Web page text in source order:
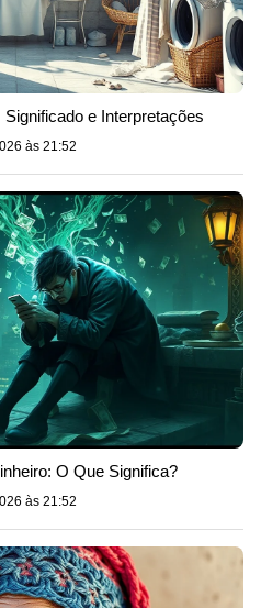
e Interpretações
às 21:52
O Que Significa?
às 21:52